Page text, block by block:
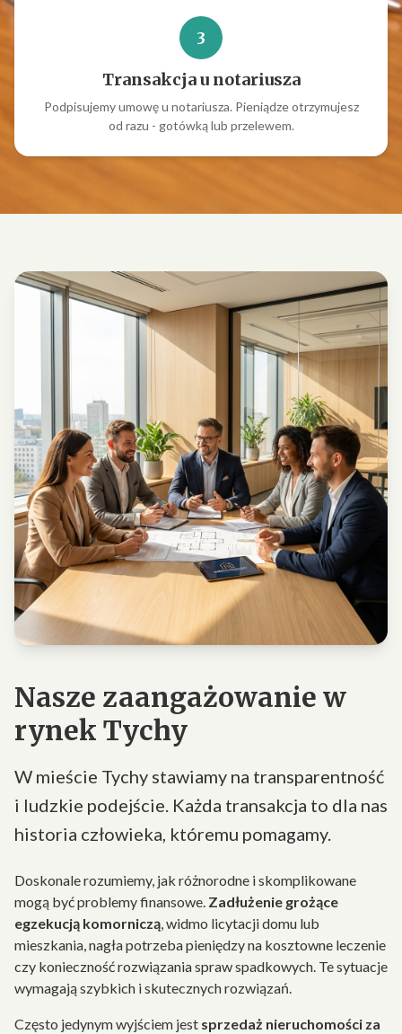
3
Transakcja u notariusza
Podpisujemy umowę u notariusza. Pieniądze otrzymujesz
od razu - gotówką lub przelewem.
Nasze zaangażowanie w
rynek Tychy
W mieście Tychy stawiamy na transparentność
i ludzkie podejście. Każda transakcja to dla nas
historia człowieka, któremu pomagamy.
Doskonale rozumiemy, jak różnorodne i skomplikowane
mogą być problemy finansowe. Zadłużenie grożące
egzekucją komorniczą, widmo licytacji domu lub
mieszkania, nagła potrzeba pieniędzy na kosztowne leczenie
czy konieczność rozwiązania spraw spadkowych. Te sytuacje
wymagają szybkich i skutecznych rozwiązań.
Często jedynym wyjściem jest sprzedaż nieruchomości za